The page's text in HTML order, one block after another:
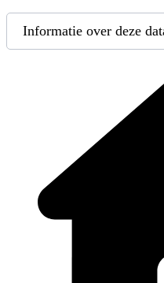
Informatie over deze